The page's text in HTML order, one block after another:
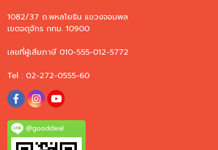
1082/37 ถ.พหลโยธิน แขวงจอมพล
เขตจตุจักร กทม. 10900
เลขที่ผู้เสียภาษี 010-555-012-5772
Tel : 02-272-0555-60
@gooddeal